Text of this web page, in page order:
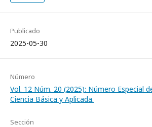
Publicado
2025-05-30
Número
Vol. 12 Núm. 20 (2025): Número Especial
Ciencia Básica y Aplicada.
Sección